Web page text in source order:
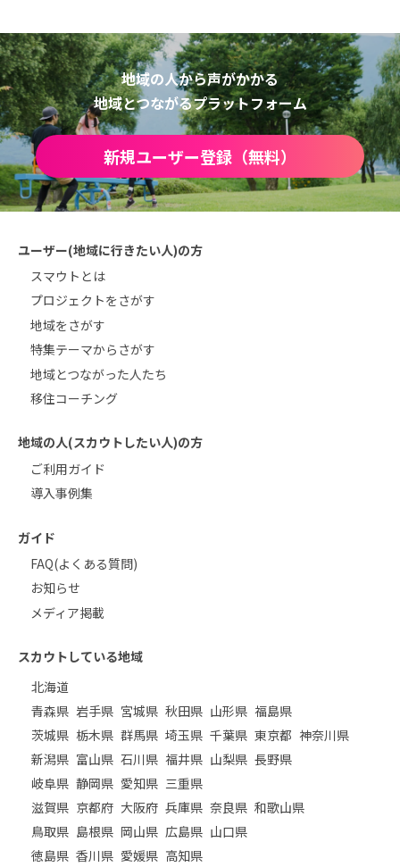
地域の人から声がかかる
地域とつながるプラットフォーム
新規ユーザー登録（無料）
ユーザー(地域に行きたい人)の方
スマウトとは
プロジェクトをさがす
地域をさがす
特集テーマからさがす
地域とつながった人たち
移住コーチング
地域の人(スカウトしたい人)の方
ご利用ガイド
導入事例集
ガイド
FAQ(よくある質問)
お知らせ
メディア掲載
スカウトしている地域
北海道
青森県 岩手県 宮城県 秋田県 山形県 福島県
茨城県 栃木県 群馬県 埼玉県 千葉県 東京都 神奈川県
新潟県 富山県 石川県 福井県 山梨県 長野県
岐阜県 静岡県 愛知県 三重県
滋賀県 京都府 大阪府 兵庫県 奈良県 和歌山県
鳥取県 島根県 岡山県 広島県 山口県
徳島県 香川県 愛媛県 高知県